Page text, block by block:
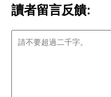
讀者留言反饋: